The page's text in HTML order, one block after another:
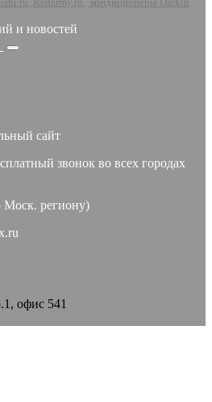
и новостей
сайт
звонок во всех городах
Моск. региону)
офис 541